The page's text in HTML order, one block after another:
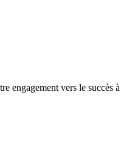
engagement vers le succès à